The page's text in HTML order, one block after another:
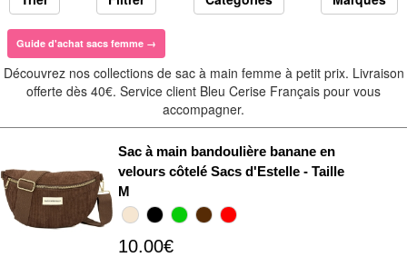
Guide d'achat sacs femme →
Découvrez nos collections de sac à main femme à petit prix. Livraison
offerte dès 40€. Service client Bleu Cerise Français pour vous
accompagner.
Sac à main bandoulière banane en
velours côtelé Sacs d'Estelle - Taille
M
10.00€